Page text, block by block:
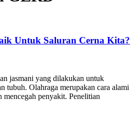
Untuk Saluran Cerna Kita?
jasmani yang dilakukan untuk
tubuh. Olahraga merupakan cara alami
mencegah penyakit. Penelitian